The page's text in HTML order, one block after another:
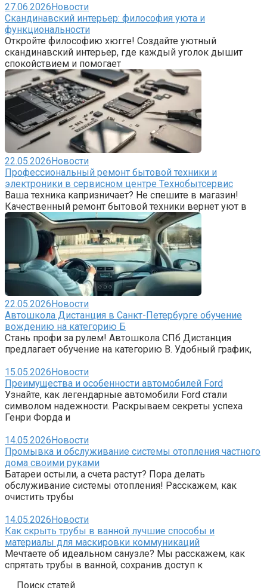
27.06.2026Новости
Скандинавский интерьер: философия уюта и
функциональности
Откройте философию хюгге! Создайте уютный
скандинавский интерьер, где каждый уголок дышит
спокойствием и помогает
22.05.2026Новости
Профессиональный ремонт бытовой техники и
электроники в сервисном центре Технобытсервис
Ваша техника капризничает? Не спешите в магазин!
Качественный ремонт бытовой техники вернет уют в
22.05.2026Новости
Автошкола Дистанция в Санкт-Петербурге обучение
вождению на категорию Б
Стань профи за рулем! Автошкола СПб Дистанция
предлагает обучение на категорию B. Удобный график,
15.05.2026Новости
Преимущества и особенности автомобилей Ford
Узнайте, как легендарные автомобили Ford стали
символом надежности. Раскрываем секреты успеха
Генри Форда и
14.05.2026Новости
Промывка и обслуживание системы отопления частного
дома своими руками
Батареи остыли, а счета растут? Пора делать
обслуживание системы отопления! Расскажем, как
очистить трубы
14.05.2026Новости
Как скрыть трубы в ванной лучшие способы и
материалы для маскировки коммуникаций
Мечтаете об идеальном санузле? Мы расскажем, как
спрятать трубы в ванной, сохранив доступ к
Поиск статей